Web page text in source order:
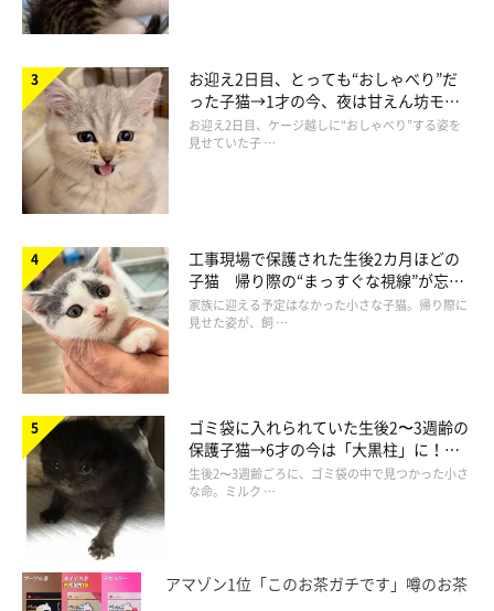
MinoさんのTwitterはこちら
お迎え2日目、とっても“おしゃべり”だ
った子猫→1才の今、夜は甘えん坊モー
ドになるコに成長！
お迎え2日目、ケージ越しに“おしゃべり”する姿を
見せていた子 …
工事現場で保護された生後2カ月ほどの
子猫 帰り際の“まっすぐな視線”が忘れ
られず、家族の一員に
家族に迎える予定はなかった小さな子猫。帰り際に
見せた姿が、飼 …
ゴミ袋に入れられていた生後2〜3週齢の
保護子猫→6才の今は「大黒柱」に！
美しい黒猫に成長した姿にグッとくる
生後2〜3週齢ごろに、ゴミ袋の中で見つかった小さ
な命。ミルク …
アマゾン1位「このお茶ガチです」噂のお茶